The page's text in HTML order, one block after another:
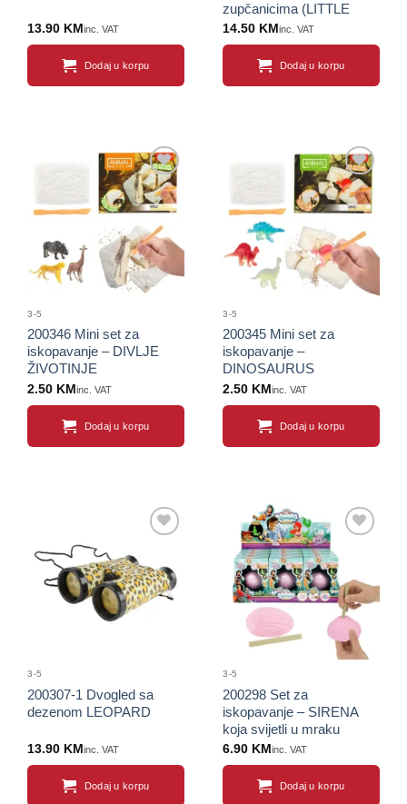
13.90 KM inc. VAT
Dodaj u korpu
zupčanicima (LITTLE
STARS)
14.50 KM inc. VAT
Dodaj u korpu
Sačuvaj
proizvod
3-5
200346 Mini set za
iskopavanje – DIVLJE
ŽIVOTINJE
2.50 KM inc. VAT
Dodaj u korpu
Sačuvaj
proizvod
3-5
200345 Mini set za
iskopavanje –
DINOSAURUS
2.50 KM inc. VAT
Dodaj u korpu
proizvod
3-5
200307-1 Dvogled sa
dezenom LEOPARD
13.90 KM inc. VAT
Dodaj u korpu
Sačuvaj
proizvod
3-5
200298 Set za
iskopavanje – SIRENA
koja svijetli u mraku
6.90 KM inc. VAT
Dodaj u korpu